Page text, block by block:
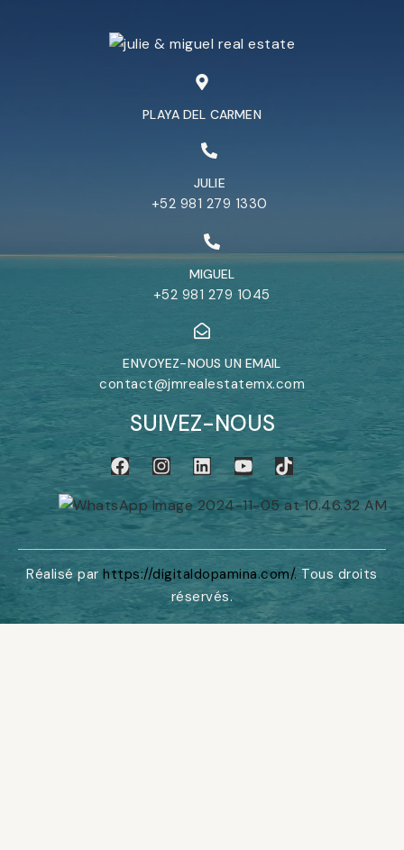
PLAYA DEL CARMEN
JULIE
+52 981 279 1330
MIGUEL
+52 981 279 1045
ENVOYEZ-NOUS UN EMAIL
contact@jmrealestatemx.com
SUIVEZ-NOUS
Réalisé parhttps://digitaldopamina.com/. Tous droits
réservés.